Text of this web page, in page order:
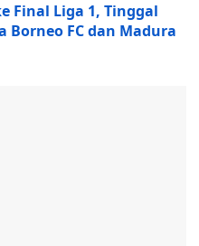
Final Liga 1, Tinggal
FC dan Madura